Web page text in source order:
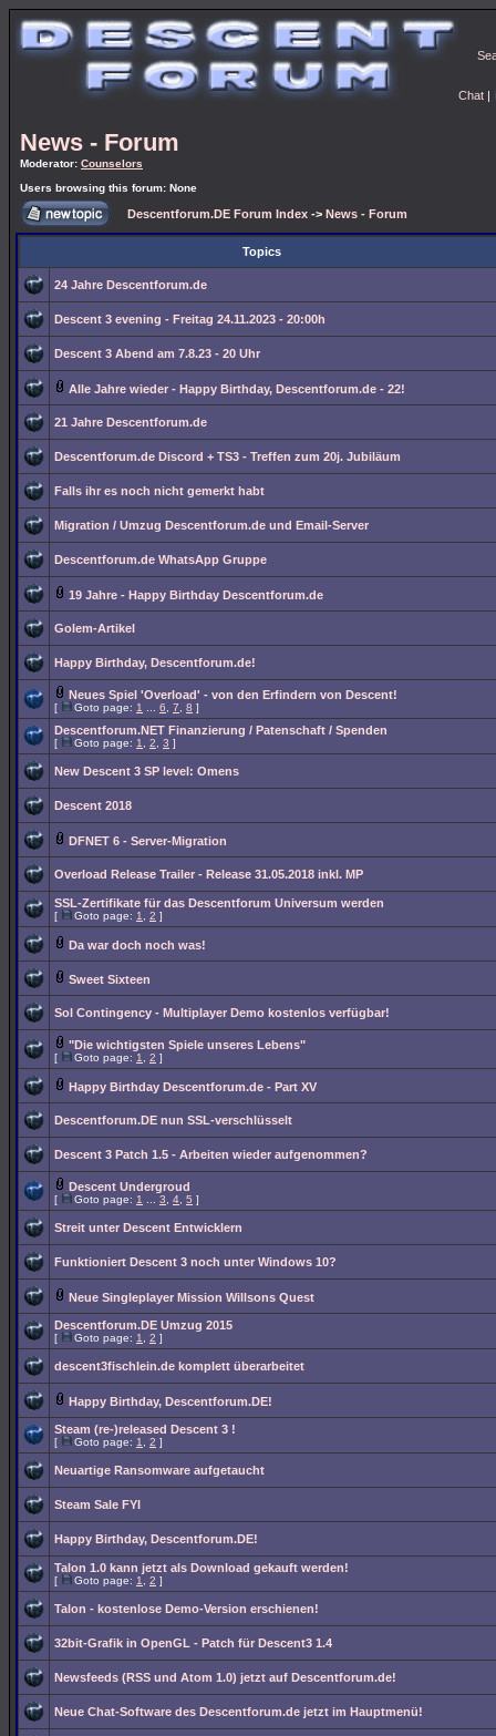
Chat |
News - Forum
Moderator: Counselors
Users browsing this forum: None
Descentforum.DE Forum Index -> News - Forum
Topics
24 Jahre Descentforum.de
Descent 3 evening - Freitag 24.11.2023 - 20:00h
Descent 3 Abend am 7.8.23 - 20 Uhr
Alle Jahre wieder - Happy Birthday, Descentforum.de - 22!
21 Jahre Descentforum.de
Descentforum.de Discord + TS3 - Treffen zum 20j. Jubiläum
Falls ihr es noch nicht gemerkt habt
Migration / Umzug Descentforum.de und Email-Server
Descentforum.de WhatsApp Gruppe
19 Jahre - Happy Birthday Descentforum.de
Golem-Artikel
Happy Birthday, Descentforum.de!
Neues Spiel 'Overload' - von den Erfindern von Descent!
[ Goto page: 1 6 7 8 ]
Descentforum.NET Finanzierung / Patenschaft / Spenden
[ Goto page: 1 2 3 ]
New Descent 3 SP level: Omens
Descent 2018
DFNET 6 - Server-Migration
Overload Release Trailer - Release 31.05.2018 inkl. MP
SSL-Zertifikate für das Descentforum Universum werden
[ Goto page: 1 2 ]
Da war doch noch was!
Sweet Sixteen
Sol Contingency - Multiplayer Demo kostenlos verfügbar!
"Die wichtigsten Spiele unseres Lebens"
[ Goto page: 1 2 ]
Happy Birthday Descentforum.de - Part XV
Descentforum.DE nun SSL-verschlüsselt
Descent 3 Patch 1.5 - Arbeiten wieder aufgenommen?
Descent Undergroud
[ Goto page: 1 3 4 5 ]
Streit unter Descent Entwicklern
Funktioniert Descent 3 noch unter Windows 10?
Neue Singleplayer Mission Willsons Quest
Descentforum.DE Umzug 2015
[ Goto page: 1 2 ]
descent3fischlein.de komplett überarbeitet
Happy Birthday, Descentforum.DE!
Steam (re-)released Descent 3 !
[ Goto page: 1 2 ]
Neuartige Ransomware aufgetaucht
Steam Sale FYI
Happy Birthday, Descentforum.DE!
Talon 1.0 kann jetzt als Download gekauft werden!
[ Goto page: 1 2 ]
Talon - kostenlose Demo-Version erschienen!
32bit-Grafik in OpenGL - Patch für Descent3 1.4
Newsfeeds (RSS und Atom 1.0) jetzt auf Descentforum.de!
Neue Chat-Software des Descentforum.de jetzt im Hauptmenü!